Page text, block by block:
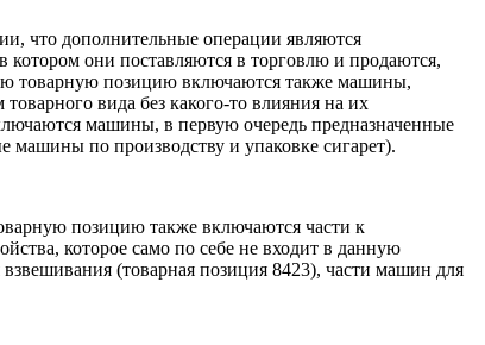
что дополнительные операции являются
они поставляются в торговлю и продаются,
товарную позицию включаются также машины,
вида без какого-то влияния на их
машины, в первую очередь предназначенные
машины по производству и упаковке сигарет).
позицию также включаются части к
которое само по себе не входит в данную
(товарная позиция 8423), части машин для